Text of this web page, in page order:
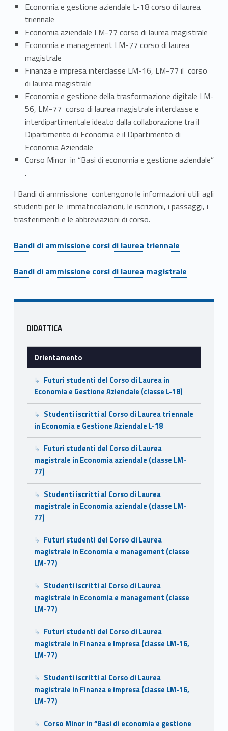
Economia e gestione aziendale L-18 corso di laurea
triennale
Economia aziendale LM-77 corso di laurea magistrale
Economia e management LM-77 corso di laurea
magistrale
Finanza e impresa interclasse LM-16, LM-77 il corso
di laurea magistrale
Economia e gestione della trasformazione digitale LM-
56, LM-77 corso di laurea magistrale interclasse e
interdipartimentale ideato dalla collaborazione tra il
Dipartimento di Economia e il Dipartimento di
Economia Aziendale
Corso Minor in “Basi di economia e gestione aziendale”
.
I Bandi di ammissione contengono le informazioni utili agli
studenti per le immatricolazioni, le iscrizioni, i passaggi, i
trasferimenti e le abbreviazioni di corso.
Link identifier #identifier__109538-5
Bandi di ammissione corsi di laurea triennale
Link identifier #identifier__74014-6
Bandi di ammissione corsi di laurea magistrale
Skip back to navigation
Sidebar
DIDATTICA
Orientamento
Futuri studenti del Corso di Laurea in
Economia e Gestione Aziendale (classe L-18)
Studenti iscritti al Corso di Laurea triennale
in Economia e Gestione Aziendale L-18
Futuri studenti del Corso di Laurea
magistrale in Economia aziendale (classe LM-
77)
Studenti iscritti al Corso di Laurea
magistrale in Economia aziendale (classe LM-
77)
Futuri studenti del Corso di Laurea
magistrale in Economia e management (classe
LM-77)
Studenti iscritti al Corso di Laurea
magistrale in Economia e management (classe
LM-77)
Futuri studenti del Corso di Laurea
magistrale in Finanza e Impresa (classe LM-16,
LM-77)
Studenti iscritti al Corso di Laurea
magistrale in Finanza e impresa (classe LM-16,
LM-77)
Corso Minor in “Basi di economia e gestione